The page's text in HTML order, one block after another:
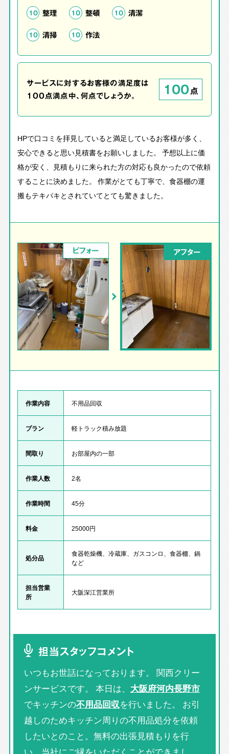
10 整理 10 整頓 10 清潔
10 清掃 10 作法
サービスに対するお客様の満足度は
100点満点中、何点でしょうか。
100点
HPで口コミを拝見していると満足しているお客様が多く、
安心できると思い見積書をお願いしました。 予想以上に価
格が安く、見積もりに来られた方の対応も良かったので依頼
することに決めました。 作業がとても丁寧で、食器棚の運
搬もテキパキとされていてとても驚きました。
ビフォー アフター
作業内容 不用品回収
プラン 軽トラック積み放題
間取り お部屋内の一部
作業人数 2名
作業時間 45分
料金 25000円
処分品
食器乾燥機、冷蔵庫、ガスコンロ、食器棚、鍋
など
担当営業
所
大阪深江営業所
担当スタッフコメント
いつもお世話になっております。 関西クリー
ンサービスです。 本日は、 大阪府河内長野市
でキッチンの不用品回収を行いました。 お引
越しのためキッチン周りの不用品処分を依頼
したいとのこと。無料の出張見積もりを行